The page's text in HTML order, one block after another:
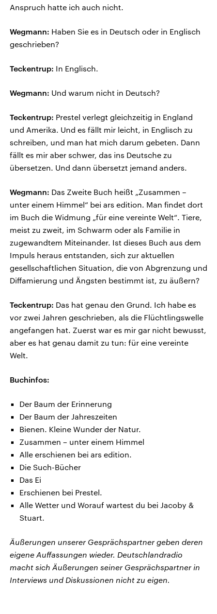
Anspruch hatte ich auch nicht.
Wegmann: Haben Sie es in Deutsch oder in Englisch
geschrieben?
Teckentrup: In Englisch.
Wegmann: Und warum nicht in Deutsch?
Teckentrup: Prestel verlegt gleichzeitig in England
und Amerika. Und es fällt mir leicht, in Englisch zu
schreiben, und man hat mich darum gebeten. Dann
fällt es mir aber schwer, das ins Deutsche zu
übersetzen. Und dann übersetzt jemand anders.
Wegmann: Das Zweite Buch heißt „Zusammen –
unter einem Himmel“ bei ars edition. Man findet dort
im Buch die Widmung „für eine vereinte Welt“. Tiere,
meist zu zweit, im Schwarm oder als Familie in
zugewandtem Miteinander. Ist dieses Buch aus dem
Impuls heraus entstanden, sich zur aktuellen
gesellschaftlichen Situation, die von Abgrenzung und
Diffamierung und Ängsten bestimmt ist, zu äußern?
Teckentrup: Das hat genau den Grund. Ich habe es
vor zwei Jahren geschrieben, als die Flüchtlingswelle
angefangen hat. Zuerst war es mir gar nicht bewusst,
aber es hat genau damit zu tun: für eine vereinte
Welt.
Buchinfos:
Der Baum der Erinnerung
Der Baum der Jahreszeiten
Bienen. Kleine Wunder der Natur.
Zusammen – unter einem Himmel
Alle erschienen bei ars edition.
Die Such-Bücher
Das Ei
Erschienen bei Prestel.
Alle Wetter und Worauf wartest du bei Jacoby &
Stuart.
Äußerungen unserer Gesprächspartner geben deren
eigene Auffassungen wieder. Deutschlandradio
macht sich Äußerungen seiner Gesprächspartner in
Interviews und Diskussionen nicht zu eigen.